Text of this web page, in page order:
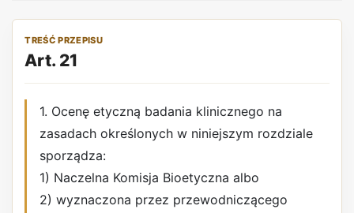
TREŚĆ PRZEPISU
Art. 21
1. Ocenę etyczną badania klinicznego na
zasadach określonych w niniejszym rozdziale
sporządza:
1) Naczelna Komisja Bioetyczna albo
2) wyznaczona przez przewodniczącego